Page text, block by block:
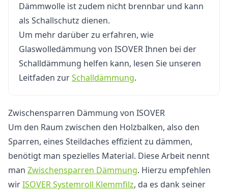
Dämmwolle ist zudem nicht brennbar und kann
als Schallschutz dienen.
Um mehr darüber zu erfahren, wie
Glaswolledämmung von ISOVER Ihnen bei der
Schalldämmung helfen kann, lesen Sie unseren
Leitfaden zurSchalldämmung.
Zwischensparren Dämmung von ISOVER
Um den Raum zwischen den Holzbalken, also den
Sparren, eines Steildaches effizient zu dämmen,
benötigt man spezielles Material. Diese Arbeit nennt
man Zwischensparren Dämmung. Hierzu empfehlen
wirISOVERSystemroll Klemmfilz, da es dank seiner